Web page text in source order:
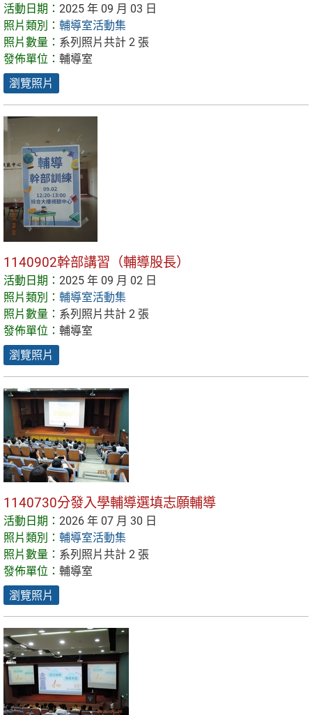
活動日期： 2025 年 09 月 03 日
照片類別： 輔導室活動集
照片數量： 系列照片共計 2 張
發佈單位： 輔導室
瀏覽照片
1140902幹部講習（輔導股長）
活動日期： 2025 年 09 月 02 日
照片類別： 輔導室活動集
照片數量： 系列照片共計 2 張
發佈單位： 輔導室
瀏覽照片
1140730分發入學輔導選填志願輔導
活動日期： 2026 年 07 月 30 日
照片類別： 輔導室活動集
照片數量： 系列照片共計 2 張
發佈單位： 輔導室
瀏覽照片